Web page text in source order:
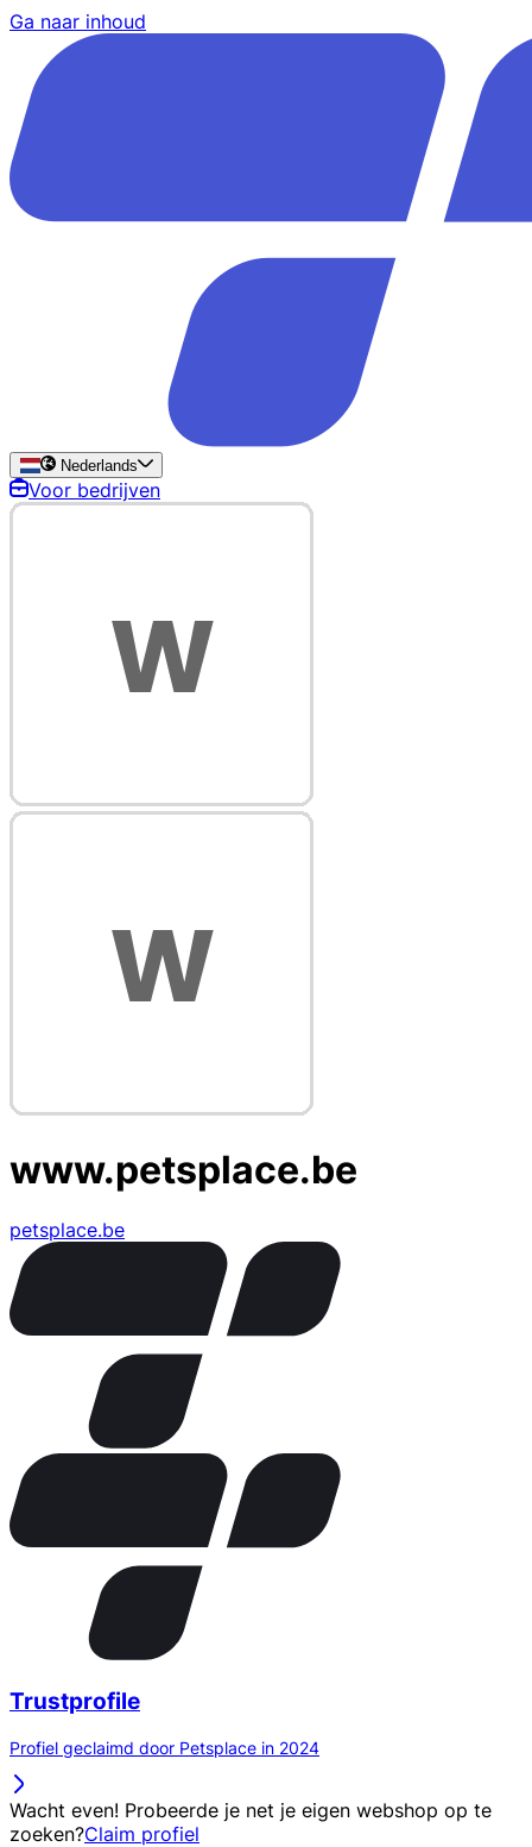
Ga naar inhoud
Nederlands
Voor bedrijven
www.petsplace.be
petsplace.be
Trustprofile
Profiel geclaimd door Petsplace in 2024
Wacht even! Probeerde je net je eigen webshop op te
zoeken?Claim profiel